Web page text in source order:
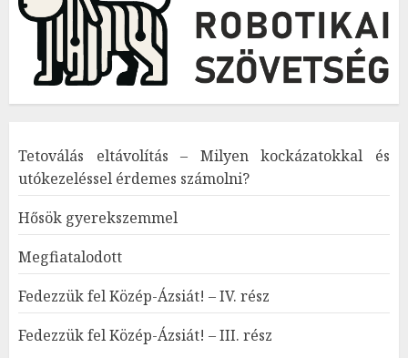
Tetoválás eltávolítás – Milyen kockázatokkal és
utókezeléssel érdemes számolni?
Hősök gyerekszemmel
Megfiatalodott
Fedezzük fel Közép-Ázsiát! – IV. rész
Fedezzük fel Közép-Ázsiát! – III. rész